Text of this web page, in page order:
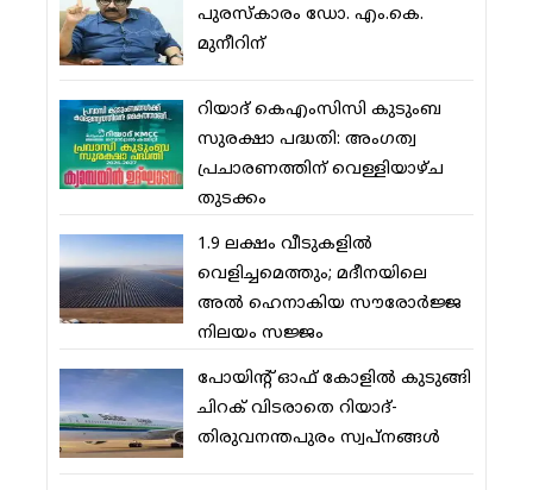
പുരസ്‌കാരം ഡോ. എം.കെ.
മുനീറിന്
റിയാദ് കെഎംസിസി കുടുംബ
സുരക്ഷാ പദ്ധതി: അംഗത്വ
പ്രചാരണത്തിന് വെള്ളിയാഴ്ച
തുടക്കം
1.9 ലക്ഷം വീടുകളില്‍
വെളിച്ചമെത്തും; മദീനയിലെ
അല്‍ ഹെനാകിയ സൗരോര്‍ജ്ജ
നിലയം സജ്ജം
പോയിന്റ് ഓഫ് കോളില്‍ കുടുങ്ങി
ചിറക് വിടരാതെ റിയാദ്-
തിരുവനന്തപുരം സ്വപ്നങ്ങള്‍